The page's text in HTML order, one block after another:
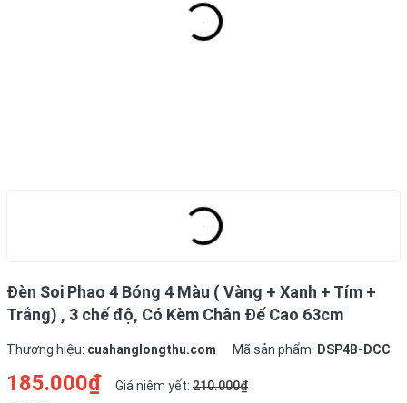
Đèn Soi Phao 4 Bóng 4 Màu ( Vàng + Xanh + Tím +
Trắng) , 3 chế độ, Có Kèm Chân Đế Cao 63cm
Thương hiệu: cuahanglongthu.com Mã sản phẩm: DSP4B-DCC
185.000₫ Giá niêm yết: 210.000₫